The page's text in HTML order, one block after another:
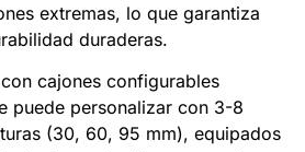
extremas, lo que garantiza
duraderas.
cajones configurables
puede personalizar con 3-8
(30, 60, 95 mm), equipados